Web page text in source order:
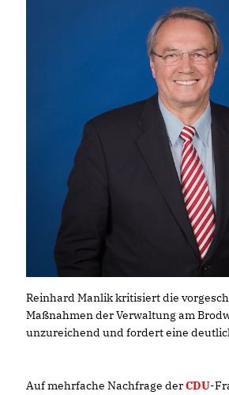
Reinhard Manlik kritisiert die
Maßnahmen der Verwaltung am
unzureichend und fordert eine
Auf mehrfache Nachfrage derCDU-